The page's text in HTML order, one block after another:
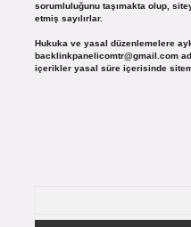
sorumluluğunu taşımakta olup,
etmiş sayılırlar.
Hukuka ve yasal düzenlemelere
backlinkpanelicomtr@gmail.com
içerikler yasal süre içerisinde